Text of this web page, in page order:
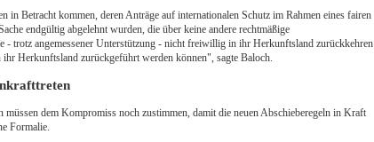
in Betracht kommen, deren Anträge auf internationalen Schutz im Rahmen eines fairen
endgültig abgelehnt wurden, die über keine andere rechtmäßige
- trotz angemessener Unterstützung - nicht freiwillig in ihr Herkunftsland zurückkehren
Herkunftsland zurückgeführt werden können", sagte Baloch.
müssen dem Kompromiss noch zustimmen, damit die neuen Abschieberegeln in Kraft
Formalie.